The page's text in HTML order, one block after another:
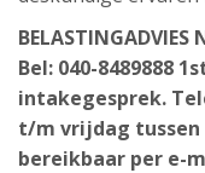
BELASTINGADVIES
Bel: 040-8489888
intakegesprek.
t/m vrijdag tussen
bereikbaar per e-